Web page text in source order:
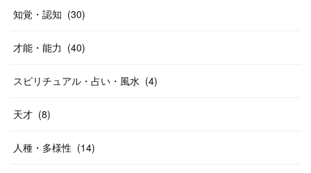
知覚・認知 (30)
才能・能力 (40)
スピリチュアル・占い・風水 (4)
天才 (8)
人種・多様性 (14)